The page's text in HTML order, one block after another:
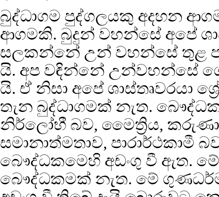
බුද්ධාගම පුද්ගලයකු අදහන
ආගමකි. බුදුන් වහන්සේ අපේ
සලකන්නේ උන් වහන්සේ තුළ
යි. අප වඳින්නේ උන්වහන්සේ
යි. ඒ නිසා අපේ ශාස්තෘවරයා
තැන බුද්ධාගමක් නැත.
නිර්ලෝභී බව, මෛත්‍රිය,
සමානාත්මතාව, පාරාර්ථකාමී
බෞද්ධකමෙහි අඩංගු වී ඇත.
බෞද්ධකමක් නැත. මේ